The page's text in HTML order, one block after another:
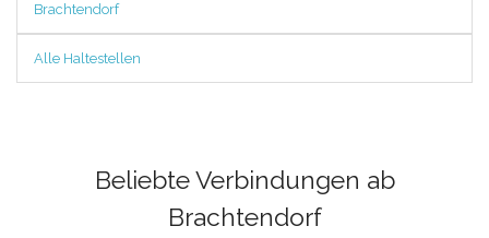
Brachtendorf
Alle Haltestellen
Beliebte Verbindungen ab
Brachtendorf